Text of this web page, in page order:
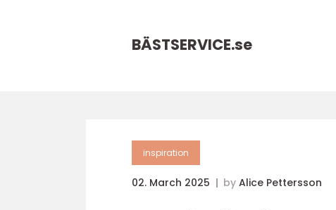
BÄSTSERVICE.se
inspiration
02. March 2025 by Alice Pettersson